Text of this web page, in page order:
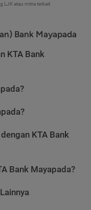
LJK atau mitra terkait.
Bank Mayapada
KTA Bank
KTA Bank
Bank Mayapada?